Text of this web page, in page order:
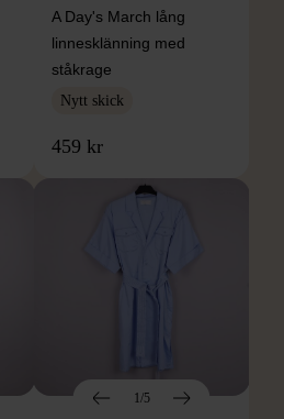
A Day's March lång
linnesklänning med
ståkrage
Nytt skick
459 kr
1/5